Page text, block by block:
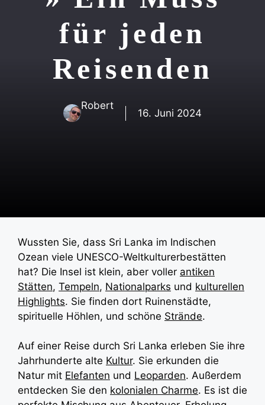
für jeden
Reisenden
Robert
16. Juni 2024
Wussten Sie, dass Sri Lanka im Indischen
Ozean viele UNESCO-Weltkulturerbestätten
hat? Die Insel ist klein, aber voller antiken
Stätten, Tempeln, Nationalparks und kulturellen
Highlights. Sie finden dort Ruinenstädte,
spirituelle Höhlen, und schöne Strände.
Auf einer Reise durch Sri Lanka erleben Sie ihre
Jahrhunderte alte Kultur. Sie erkunden die
Natur mit Elefanten und Leoparden. Außerdem
entdecken Sie den kolonialen Charme. Es ist die